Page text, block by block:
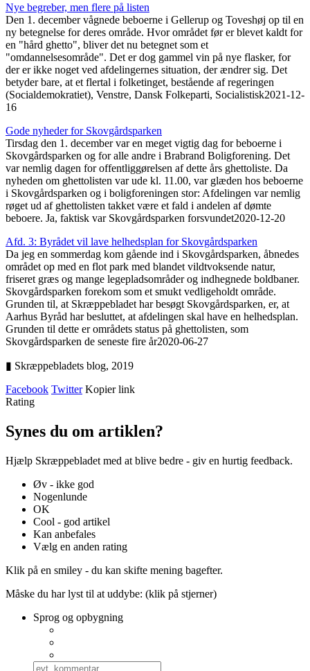
Nye begreber, men flere på listen
Den 1. december vågnede beboerne i Gellerup og Toveshøj op til en
ny betegnelse for deres område. Hvor området før er blevet kaldt for
en "hård ghetto", bliver det nu betegnet som et
"omdannelsesområde". Det er dog gammel vin på nye flasker, for
der er ikke noget ved afdelingernes situation, der ændrer sig. Det
betyder bare, at et flertal i folketinget, bestående af regeringen
(Socialdemokratiet), Venstre, Dansk Folkeparti, Socialistisk2021-12-
16
Gode nyheder for Skovgårds­parken
Tirsdag den 1. december var en meget vigtig dag for beboerne i
Skovgårdsparken og for alle andre i Brabrand Boligforening. Det
var nemlig dagen for offentliggørelsen af dette års ghettoliste. Da
nyheden om ghettolisten var ude kl. 11.00, var glæden hos beboerne
i Skovgårdsparken og i boligforeningen stor: Afdelingen var nemlig
røget ud af ghettolisten takket være et fald i andelen af dømte
beboere. Ja, faktisk var Skovgårdsparken forsvundet2020-12-20
Afd. 3: Byrådet vil lave helheds­plan for Skovgårds­parken
Da jeg en sommerdag kom gående ind i Skovgårdsparken, åbnedes
området op med en flot park med blandet vildtvoksende natur,
friseret græs og mange legepladsområder og indhegnede boldbaner.
Skovgårdsparken forekom som et smukt vedligeholdt område.
Grunden til, at Skræppebladet har besøgt Skovgårdsparken, er, at
Aarhus Byråd har besluttet, at afdelingen skal have en helhedsplan.
Grunden til dette er områdets status på ghettolisten, som
Skovgårdsparken de seneste fire år2020-06-27
▮ Skræppebladets blog, 2019
Facebook Twitter Kopier link
Rating
Synes du om artiklen?
Hjælp Skræppebladet med at blive bedre - giv en hurtig feedback.
Øv - ikke god
Nogenlunde
OK
Cool - god artikel
Kan anbefales
Vælg en anden rating
Klik på en smiley - du kan skifte mening bagefter.
Måske du har lyst til at uddybe: (klik på stjerner)
Sprog og opbygning